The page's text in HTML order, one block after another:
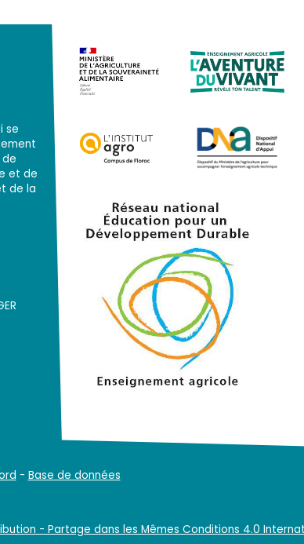
se
et de
de la
- Base de données
- Partage dans les Mêmes Conditions 4.0